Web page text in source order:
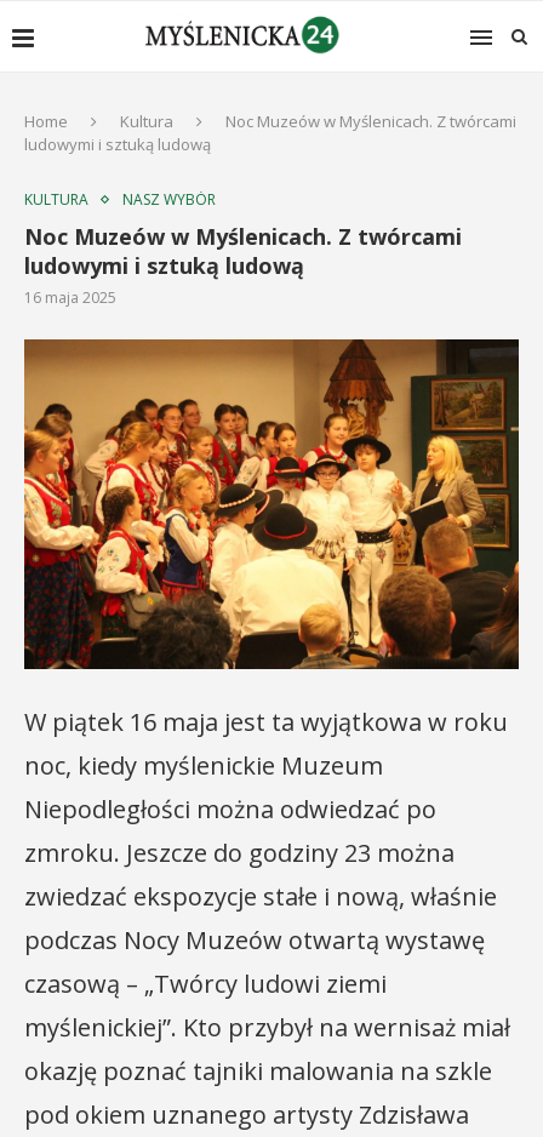
Home Kultura
Noc Muzeów w Myślenicach. Z twórcami
ludowymi i sztuką ludową
KULTURA NASZ WYBÓR
Noc Muzeów w Myślenicach. Z twórcami
ludowymi i sztuką ludową
16 maja 2025
W piątek 16 maja jest ta wyjątkowa w roku
noc, kiedy myślenickie Muzeum
Niepodległości można odwiedzać po
zmroku. Jeszcze do godziny 23 można
zwiedzać ekspozycje stałe i nową, właśnie
podczas Nocy Muzeów otwartą wystawę
czasową – „Twórcy ludowi ziemi
myślenickiej”. Kto przybył na wernisaż miał
okazję poznać tajniki malowania na szkle
pod okiem uznanego artysty Zdzisława